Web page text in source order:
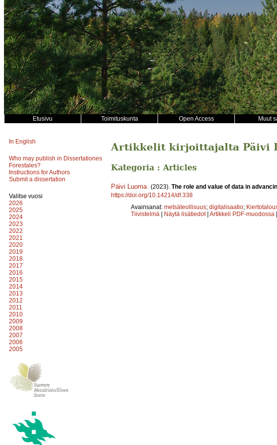
Etusivu Toimituskunta Open Access Muut
In English
Who may publish in Dissertationes
Forestales?
Instructions for Authors
Submit a dissertation
Valitse vuosi
2026
2025
2024
2023
2022
2021
2020
2019
2018
2017
2016
2015
2014
2013
2012
2011
2010
2009
2008
2007
2006
2005
Artikkelit kirjoittajalta Päivi
Kategoria : Articles
Päivi Luoma (2023). The role and value of data in
https://doi.org/10.14214/df.338
Avainsanat: metsäteollisuus; digitalisaatio;
Tiivistelmä | Näytä lisätiedot | Artikkeli PDF-muodossa |